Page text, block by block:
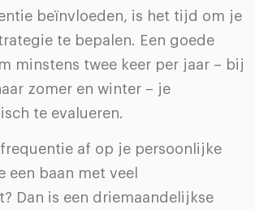
beïnvloeden, is het tijd om je
te bepalen. Een goede
minstens twee keer per jaar – bij
zomer en winter – je
te evalueren.
af op je persoonlijke
een baan met veel
Dan is een driemaandelijkse